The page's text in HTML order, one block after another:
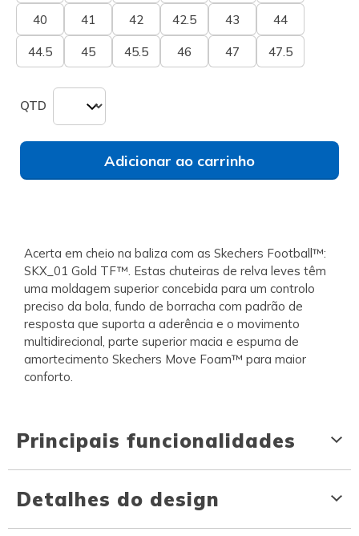
40 41 42 42.5 43 44
44.5 45 45.5 46 47 47.5
QTD
Adicionar ao carrinho
Acerta em cheio na baliza com as Skechers Football™:
SKX_01 Gold TF™. Estas chuteiras de relva leves têm
uma moldagem superior concebida para um controlo
preciso da bola, fundo de borracha com padrão de
resposta que suporta a aderência e o movimento
multidirecional, parte superior macia e espuma de
amortecimento Skechers Move Foam™ para maior
conforto.
Principais funcionalidades
Detalhes do design